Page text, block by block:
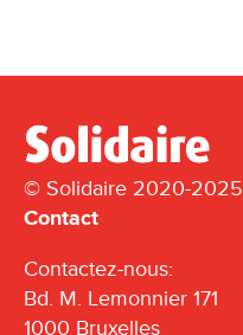
© Solidaire 2020-2025
Contact
Contactez-nous:
Bd. M. Lemonnier 171
1000 Bruxelles